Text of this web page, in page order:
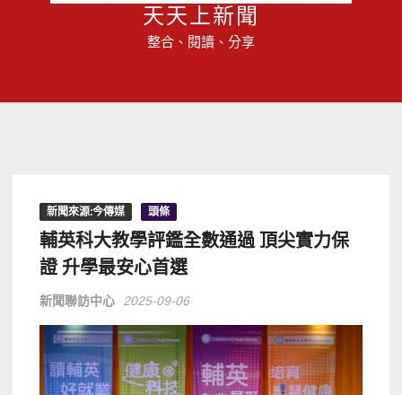
天天上新聞
整合、閱讀、分享
新聞來源:今傳媒 頭條
輔英科大教學評鑑全數通過 頂尖實力保
證 升學最安心首選
新聞聯訪中心 2025-09-06